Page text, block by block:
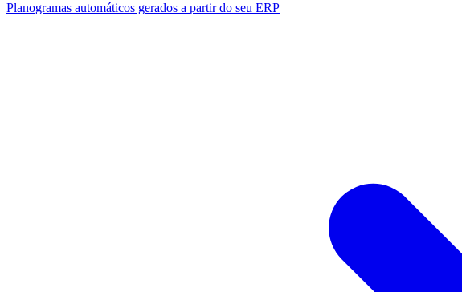
Planogramas automáticos gerados a partir do seu ERP